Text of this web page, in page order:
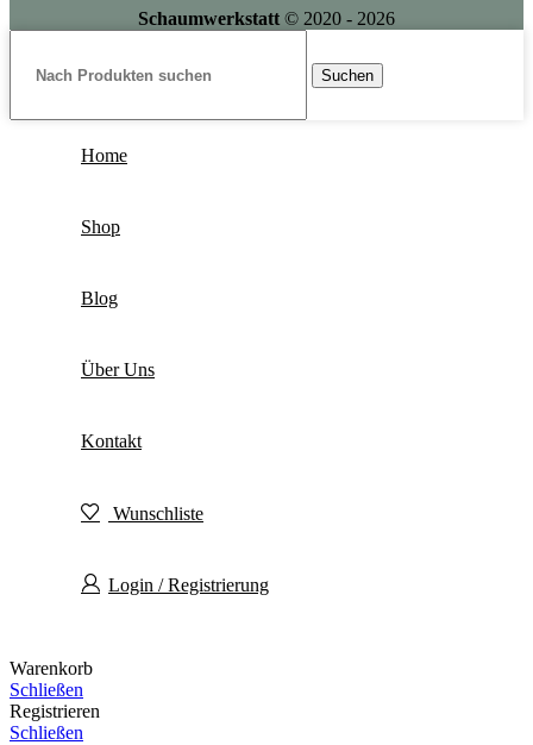
Schaumwerkstatt© 2020 - 2026
Suchen
Home
Shop
Blog
Über Uns
Kontakt
Wunschliste
Login / Registrierung
Warenkorb
Schließen
Registrieren
Schließen